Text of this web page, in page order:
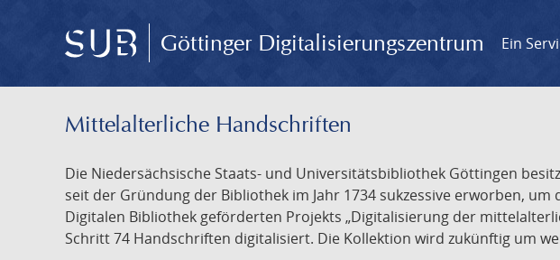
Göttinger Digitalisierungszentrum Ein
Mittelalterliche Handschriften
Die Niedersächsische Staats- und Universitätsbibliothek Göttingen
seit der Gründung der Bibliothek im Jahr 1734 sukzessive erworben,
Digitalen Bibliothek geförderten Projekts „Digitalisierung der
Schritt 74 Handschriften digitalisiert. Die Kollektion wird zukünftig um